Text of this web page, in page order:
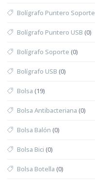
Bolígrafo Puntero Soporte
Bolígrafo Puntero USB (0)
Bolígrafo Soporte (0)
Bolígrafo USB (0)
Bolsa (19)
Bolsa Antibacteriana (0)
Bolsa Balón (0)
Bolsa Bici (0)
Bolsa Botella (0)